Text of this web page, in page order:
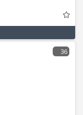
36